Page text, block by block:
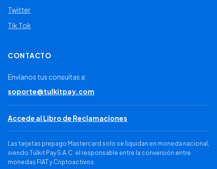
Twitter
Tik Tok
CONTACTO
Envíanos tus consultas a:
soporte@tulkitpay.com
Accede al Libro de Reclamaciones
Las tarjetas prepago Mastercard solo se liquidan en moneda nacional,
siendo Tulkit Pay S.A.C. el responsable entre la conversión entre
monedas FIAT y Criptoactivos.